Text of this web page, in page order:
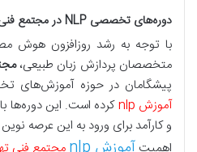
دوره‌های تخصصی NLP در مجتمع فنی تهران
با توجه به رشد روزافزون هوش
متخصصان پردازش زبان طبیعی،
پیشگامان در حوزه آموزش‌های
آموزش nlp
کرده است. این
و کارآمد برای ورود به این عرصه